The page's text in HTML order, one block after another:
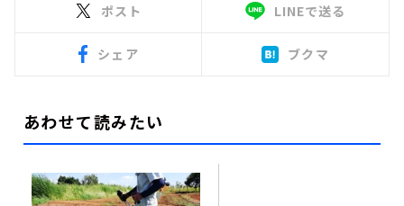
ポスト LINEで送る
シェア ブクマ
あわせて読みたい